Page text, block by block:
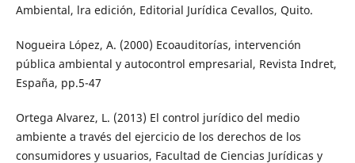
Ambiental, lra edición, Editorial Jurídica Cevallos, Quito.
Nogueira López, A. (2000) Ecoauditorías, intervención
pública ambiental y autocontrol empresarial, Revista Indret,
España, pp.5-47
Ortega Alvarez, L. (2013) El control jurídico del medio
ambiente a través del ejercicio de los derechos de los
consumidores y usuarios, Facultad de Ciencias Jurídicas y